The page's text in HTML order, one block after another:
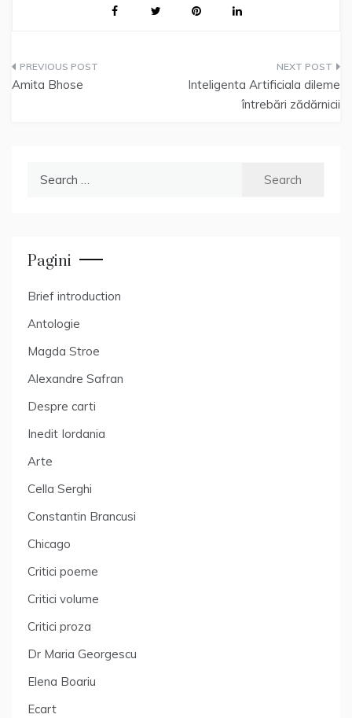
Post
Amita Bhose
Inteligenta Artificiala dileme
întrebări zădărnicii
Pagini
Brief introduction
Antologie
Magda Stroe
Alexandre Safran
Despre carti
Inedit Iordania
Arte
Cella Serghi
Constantin Brancusi
Chicago
Critici poeme
Critici volume
Critici proza
Dr Maria Georgescu
Elena Boariu
Ecart